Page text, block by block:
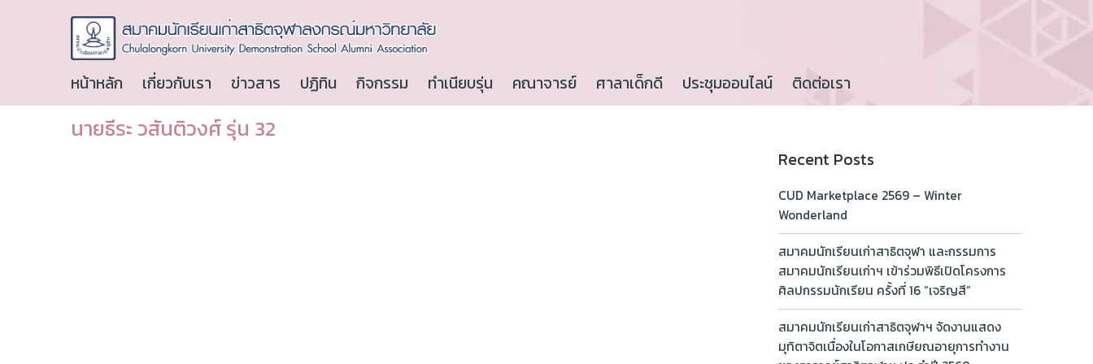
หน้าหลัก เกี่ยวกับเรา ข่าวสาร ปฏิทิน กิจกรรม ทำเนียบรุ่น คณาจารย์ ศาลาเด็กดี ประชุมออนไลน์ ติดต่อเรา
นายธีระ วสันติวงศ์ รุ่น 32
Recent Posts
CUD Marketplace 2569 – Winter
Wonderland
สมาคมนักเรียนเก่าสาธิตจุฬา และกรรมการ
สมาคมนักเรียนเก่าฯ เข้าร่วมพิธีเปิดโครงการ
ศิลปกรรมนักเรียน ครั้งที่ 16 “เจริญสี”
สมาคมนักเรียนเก่าสาธิตจุฬาฯ จัดงานแสดง
มุทิตาจิตเนื่องในโอกาสเกษียณอายุการทำงาน